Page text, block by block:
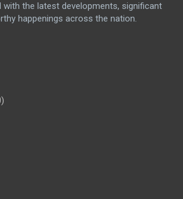
with the latest developments, significant
happenings across the nation.